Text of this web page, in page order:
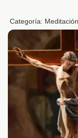
Categoría: Meditación